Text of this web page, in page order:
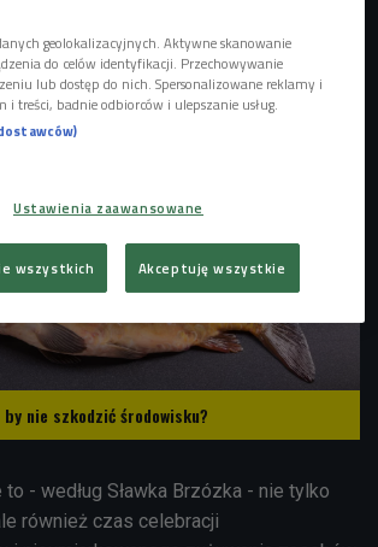
Foto: Pressmaster/Shutterstock
nie szkodzić środowisku?
- według Sławka Brzózka - nie tylko
również czas celebracji
geolokalizacyjnych. Aktywne skanowanie
do celów identyfikacji. Przechowywanie
lub dostęp do nich. Spersonalizowane reklamy i
i treści, badnie odbiorców i ulepszanie usług.
Ustawienia zaawansowane
wszystkich Akceptuję wszystkie